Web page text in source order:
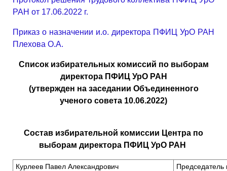
РАН от 17.06.2022 г.
Приказ о назначении и.о. директора ПФИЦ УрО РАН
Плехова О.А.
Список избирательных комиссий по выборам
директора ПФИЦ УрО РАН
(утвержден на заседании Объединенного
ученого совета 10.06.2022)
Состав избирательной комиссии Центра по
выборам директора ПФИЦ УрО РАН
Курлеев Павел Александрович Председатель